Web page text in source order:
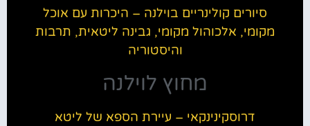
סיורים קולינריים בוילנה – היכרות עם אוכל
מקומי, אלכוהול מקומי, גבינה ליטאית, תרבות
והיסטוריה
מחוץ לוילנה
דרוסקינינקאי – עיירת הספא של ליטא